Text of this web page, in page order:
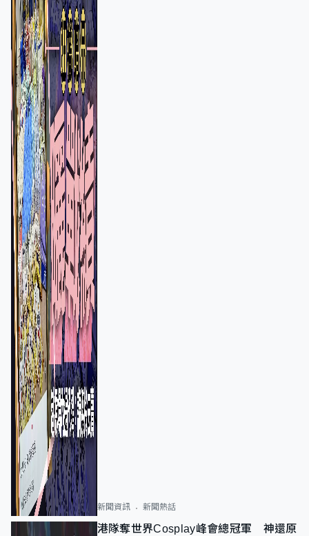
新聞資訊 新聞熱話
港隊奪世界Cosplay峰會總冠軍 神還原